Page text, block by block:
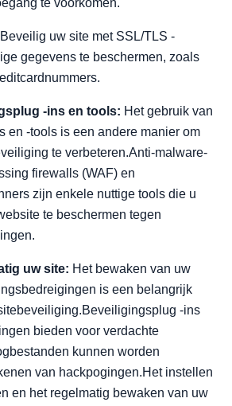
te voorkomen.
Beveilig uw site met SSL/TLS -
gegevens te beschermen, zoals
-ins en tools: Het gebruik van
en -tools is een andere manier om
te verbeteren.Anti-malware-
firewalls (WAF) en
zijn enkele nuttige tools die u
te beschermen tegen
uw site: Het bewaken van uw
is een belangrijk
-ins
bieden voor verdachte
kunnen worden
van hackpogingen.Het instellen
en het regelmatig bewaken van uw